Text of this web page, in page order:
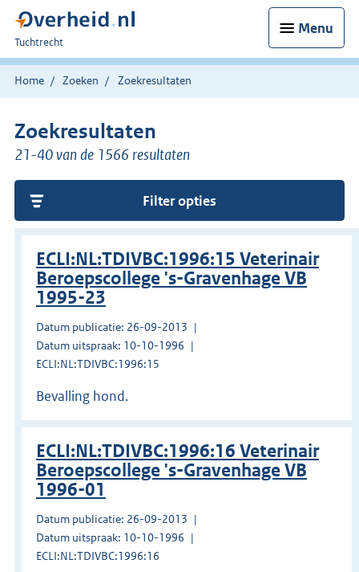
Menu
U
bent
hier:
Tuchtrecht
Home Zoeken Zoekresultaten
Zoekresultaten
21-40 van de 1566 resultaten
Filter opties
ECLI:NL:TDIVBC:1996:15 Veterinair
Beroepscollege 's-Gravenhage VB
1995-23
Datum publicatie: 26-09-2013
Datum uitspraak: 10-10-1996
ECLI:NL:TDIVBC:1996:15
Bevalling hond.
ECLI:NL:TDIVBC:1996:16 Veterinair
Beroepscollege 's-Gravenhage VB
1996-01
Datum publicatie: 26-09-2013
Datum uitspraak: 10-10-1996
ECLI:NL:TDIVBC:1996:16